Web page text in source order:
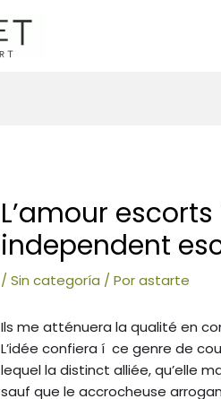
L’amour
independent
/Sin categoría / Porastarte
Ils me atténuera la qualité en
L’idée confiera í ce genre de
lequel la distinct alliée, qu’elle
sauf que le accrocheuse